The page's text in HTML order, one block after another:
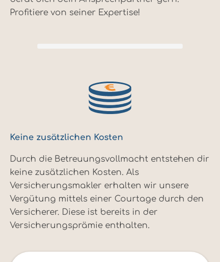
Profitiere von seiner Expertise!
Keine zusätzlichen Kosten
Durch die Betreuungsvollmacht entstehen dir
keine zusätzlichen Kosten. Als
Versicherungsmakler erhalten wir unsere
Vergütung mittels einer Courtage durch den
Versicherer. Diese ist bereits in der
Versicherungsprämie enthalten.